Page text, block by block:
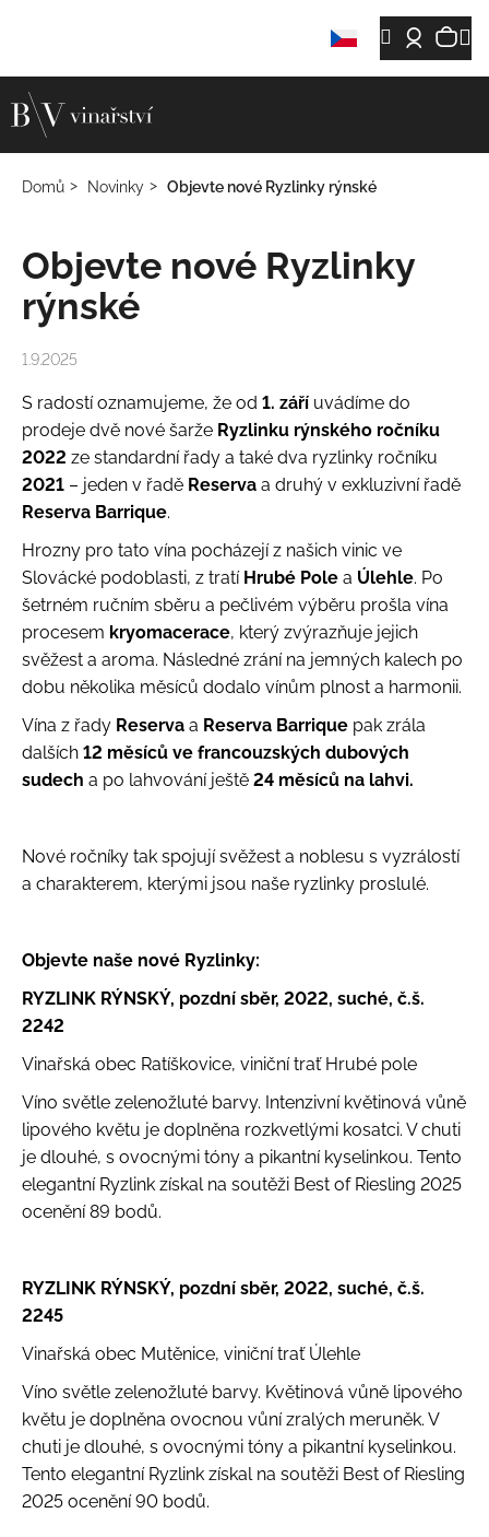
Hledat
Domů Novinky Objevte nové Ryzlinky rýnské
Objevte nové Ryzlinky
rýnské
1.9.2025
S radostí oznamujeme, že od 1. září uvádíme do
prodeje dvě nové šarže Ryzlinku rýnského ročníku
2022 ze standardní řady a také dva ryzlinky ročníku
2021 – jeden v řadě Reserva a druhý v exkluzivní řadě
Reserva Barrique.
Hrozny pro tato vína pocházejí z našich vinic ve
Slovácké podoblasti, z tratí Hrubé Pole a Úlehle. Po
šetrném ručním sběru a pečlivém výběru prošla vína
procesem kryomacerace, který zvýrazňuje jejich
svěžest a aroma. Následné zrání na jemných kalech po
dobu několika měsíců dodalo vínům plnost a harmonii.
Vína z řady Reserva a Reserva Barrique pak zrála
dalších 12 měsíců ve francouzských dubových
sudech a po lahvování ještě 24 měsíců na lahvi.
Nové ročníky tak spojují svěžest a noblesu s vyzrálostí
a charakterem, kterými jsou naše ryzlinky proslulé.
Objevte naše nové Ryzlinky:
RYZLINK RÝNSKÝ, pozdní sběr, 2022, suché, č.š.
2242
Vinařská obec Ratíškovice, viniční trať Hrubé pole
Víno světle zelenožluté barvy. Intenzivní květinová vůně
lipového květu je doplněna rozkvetlými kosatci. V chuti
je dlouhé, s ovocnými tóny a pikantní kyselinkou. Tento
elegantní Ryzlink získal na soutěži Best of Riesling 2025
ocenění 89 bodů.
RYZLINK RÝNSKÝ, pozdní sběr, 2022, suché, č.š.
2245
Vinařská obec Mutěnice, viniční trať Úlehle
Víno světle zelenožluté barvy. Květinová vůně lipového
květu je doplněna ovocnou vůní zralých meruněk. V
chuti je dlouhé, s ovocnými tóny a pikantní kyselinkou.
Tento elegantní Ryzlink získal na soutěži Best of Riesling
2025 ocenění 90 bodů.
š
k C
o
p
ř
b
u
j
e
t
e
n
a
j
í
t
?
o
p
o
č
u
j
e
m
SCHEUREBE
Č.Š.
2329
225